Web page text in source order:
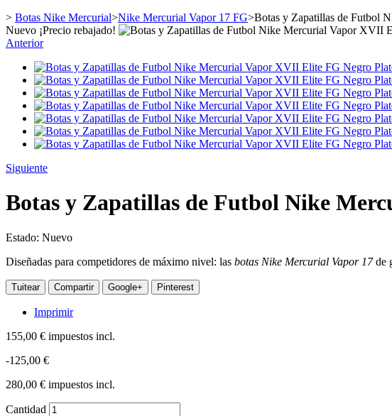
> Botas Nike Mercurial>Nike Mercurial Vapor 17 FG>Botas y Zapatillas de Futbol
Nuevo ¡Precio rebajado!
Anterior
Siguiente
Botas y Zapatillas de Futbol Nike
Estado: Nuevo
Diseñadas para competidores de máximo nivel: las botas Nike Mercurial Vapor 17de
Tuitear Compartir Google+ Pinterest
Imprimir
155,00 € impuestos incl.
-125,00 €
280,00 € impuestos incl.
Cantidad